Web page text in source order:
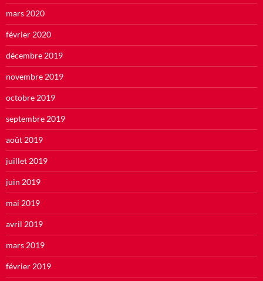
mars 2020
février 2020
décembre 2019
novembre 2019
octobre 2019
septembre 2019
août 2019
juillet 2019
juin 2019
mai 2019
avril 2019
mars 2019
février 2019